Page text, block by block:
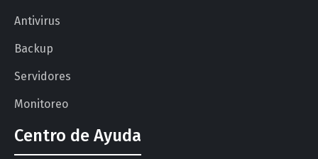
Antivirus
Backup
Servidores
Monitoreo
Centro de Ayuda